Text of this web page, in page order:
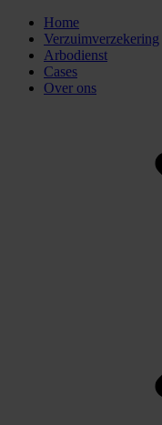
Home
Verzuimverzekering
Arbodienst
Cases
Over ons